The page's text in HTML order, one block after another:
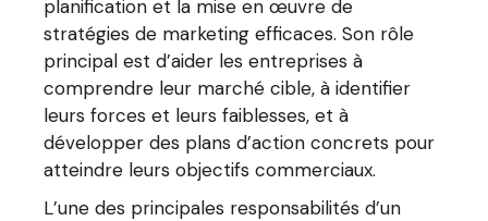
planification et la mise en œuvre de
stratégies de marketing efficaces. Son rôle
principal est d’aider les entreprises à
comprendre leur marché cible, à identifier
leurs forces et leurs faiblesses, et à
développer des plans d’action concrets pour
atteindre leurs objectifs commerciaux.
L’une des principales responsabilités d’un